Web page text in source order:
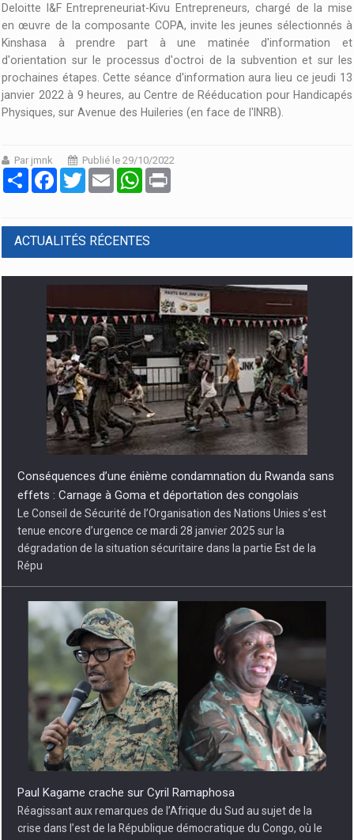
Deloitte l&F Entrepreneuriat-Kivu Entrepreneurs, chargé de la mise
en œuvre de la composante COPA, invite les jeunes sélectionnés à
Kinshasa à prendre part à une matinée d'information et
d'orientation sur le processus d'octroi de la subvention et sur les
prochaines étapes. Cette séance d'information aura lieu ce jeudi 13
janvier 2022 à 9 heures, au Centre de Rééducation pour Handicapés
Physiques, sur Avenue des Huileries (en face de l'INRB).
Par jmnk
Publié le 29/10/2022
PartagerFacebook
Twitter Email WhatsApp
ACTUALITÉS RÉCENTES
Paul Kagame crache sur Cyril Ramaphosa
Réagissant aux remarques de l’Afrique du Sud au sujet de la
crise dans l’est de la République démocratique du Congo, où le
groupe armé M23 et leurs alliés des forces rwandaises ont pris
posi
RAPUCO suspend la grève en soutien des FARDC et des
Wazalendo
La situation de l’agression des M23 soutenus par les forces